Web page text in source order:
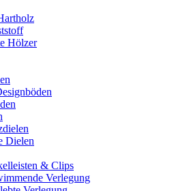
Hölzer
Dielen
& Clips
Verlegung